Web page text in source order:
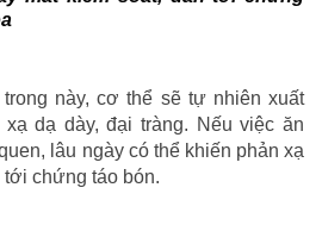
này, cơ thể sẽ tự nhiên xuất
dạ dày, đại tràng. Nếu việc ăn
lâu ngày có thể khiến phản xạ
tới chứng táo bón.